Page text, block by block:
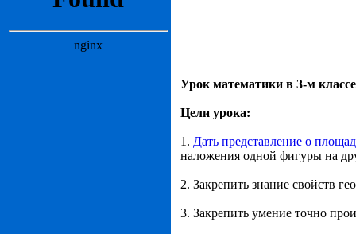
Урок математики в 3-м
Цели урока:
1. Дать представление о
наложения одной фигуры на
2. Закрепить знание свойств
3. Закрепить умение точно